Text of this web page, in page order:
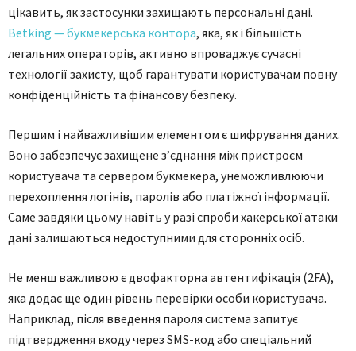
цікавить, як застосунки захищають персональні дані.
Betking — букмекерська контора, яка, як і більшість
легальних операторів, активно впроваджує сучасні
технології захисту, щоб гарантувати користувачам повну
конфіденційність та фінансову безпеку.
Першим і найважливішим елементом є шифрування даних.
Воно забезпечує захищене з’єднання між пристроєм
користувача та сервером букмекера, унеможливлюючи
перехоплення логінів, паролів або платіжної інформації.
Саме завдяки цьому навіть у разі спроби хакерської атаки
дані залишаються недоступними для сторонніх осіб.
Не менш важливою є двофакторна автентифікація (2FA),
яка додає ще один рівень перевірки особи користувача.
Наприклад, після введення пароля система запитує
підтвердження входу через SMS-код або спеціальний